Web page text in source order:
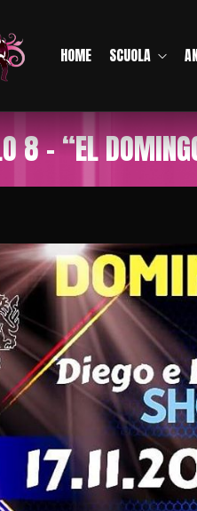
HOME SCUOLA
8 – “EL